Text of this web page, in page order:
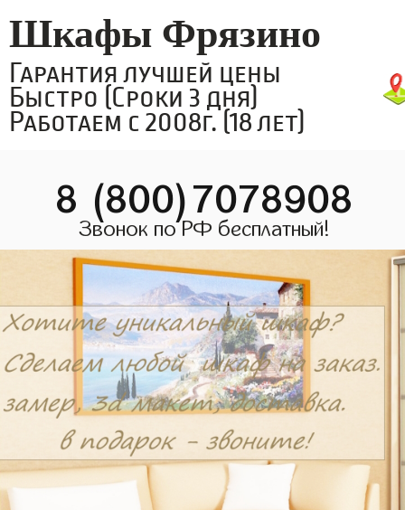
Шкафы Фрязино
Гарантия лучшей цены
Быстро (Сроки 3 дня)
Работаем с 2008г. (18 лет)
8 (800)7078908
Звонок по РФ бесплатный!